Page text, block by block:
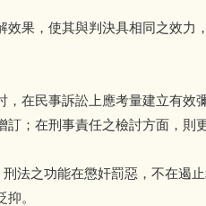
效果，使其與判決具相同之效
，在民事訴訟上應考量建立有
；在刑事責任之檢討方面，則
法之功能在懲奸罰惡，不在遏
。